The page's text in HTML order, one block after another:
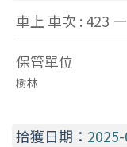
車上 車次 : 423
保管單位
樹林
拾獲日期：